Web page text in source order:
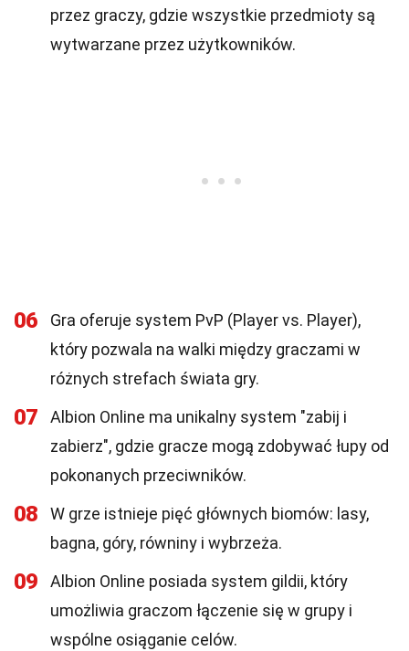
przez graczy, gdzie wszystkie przedmioty są
wytwarzane przez użytkowników.
06
Gra oferuje system PvP (Player vs. Player),
który pozwala na walki między graczami w
różnych strefach świata gry.
07
Albion Online ma unikalny system "zabij i
zabierz", gdzie gracze mogą zdobywać łupy od
pokonanych przeciwników.
08
W grze istnieje pięć głównych biomów: lasy,
bagna, góry, równiny i wybrzeża.
09
Albion Online posiada system gildii, który
umożliwia graczom łączenie się w grupy i
wspólne osiąganie celów.